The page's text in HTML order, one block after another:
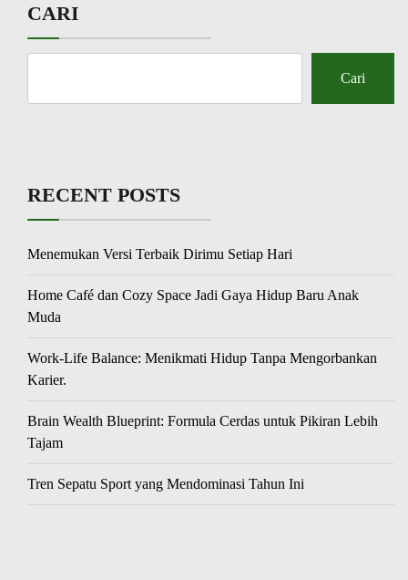
CARI
Cari
RECENT POSTS
Menemukan Versi Terbaik Dirimu Setiap Hari
Home Café dan Cozy Space Jadi Gaya Hidup Baru Anak
Muda
Work-Life Balance: Menikmati Hidup Tanpa Mengorbankan
Karier.
Brain Wealth Blueprint: Formula Cerdas untuk Pikiran Lebih
Tajam
Tren Sepatu Sport yang Mendominasi Tahun Ini